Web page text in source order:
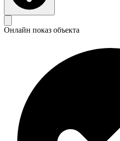
Онлайн показ объекта